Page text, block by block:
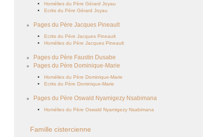
Homélies du Père Gérard Joyau
Ecrits du Père Gérard Joyau
Pages du Père Jacques Pineault
Ecrits du Père Jacques Pineault
Homélies du Père Jacques Pineault
Pages du Père Faustin Dusabe
Pages du Père Dominique-Marie
Homélies du Père Dominique-Marie
Ecrits du Père Dominique-Marie
Pages du Père Oswald Nyamigezy Nsabimana
Homélies du Père Oswald Nyamigezy Nsabimana
Famille cistercienne